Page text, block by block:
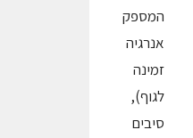
המספק
אנרגיה
זמינה
לגוף),
סיבים